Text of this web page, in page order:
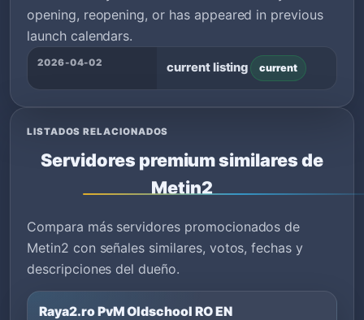
opening, reopening, or has appeared in previous
launch calendars.
2026-04-02 current listing current
LISTADOS RELACIONADOS
Servidores premium similares de
Metin2
Compara más servidores promocionados de
Metin2 con señales similares, votos, fechas y
descripciones del dueño.
Raya2.ro PvM Oldschool RO EN